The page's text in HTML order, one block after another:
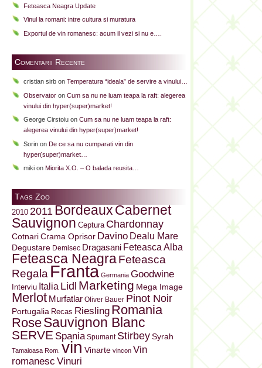
Feteasca Neagra Update
Vinul la romani: intre cultura si muratura
Exportul de vin romanesc: acum il vezi si nu e….
Comentarii Recente
cristian sirb on Temperatura “ideala” de servire a vinului…
Observator on Cum sa nu ne luam teapa la raft: alegerea
vinului din hyper(super)market!
George Cirstoiu on Cum sa nu ne luam teapa la raft:
alegerea vinului din hyper(super)market!
Sorin on De ce sa nu cumparati vin din
hyper(super)market…
miki on Miorita X.O. – O balada reusita…
Tags Zoo
2010 2011 BordeauxCabernet
Sauvignon Ceptura Chardonnay
Cotnari Crama Oprisor Davino Dealu Mare
Degustare Demisec Dragasani Feteasca Alba
Feteasca NeagraFeteasca
Regala Franta Germania Goodwine
Interviu Italia Lidl Marketing Mega Image
Merlot Murfatlar Oliver Bauer Pinot Noir
Portugalia Recas Riesling Romania
RoseSauvignon Blanc
SERVE Spania Spumant Stirbey Syrah
Tamaioasa Rom. vin Vinarte vincon Vin
romanesc Vinuri